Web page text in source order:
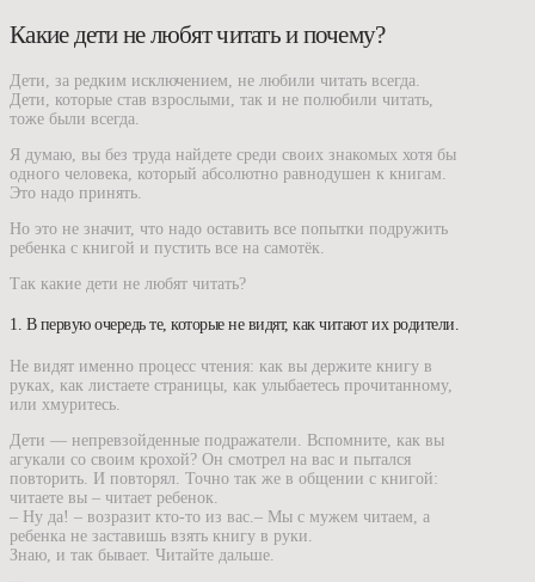
Какие дети не любят читать и почему?
Дети, за редким исключением, не любили читать всегда.
Дети, которые став взрослыми, так и не полюбили читать,
тоже были всегда.
Я думаю, вы без труда найдете среди своих знакомых хотя бы
одного человека, который абсолютно равнодушен к книгам.
Это надо принять.
Но это не значит, что надо оставить все попытки подружить
ребенка с книгой и пустить все на самотёк.
Так какие дети не любят читать?
1. В первую очередь те, которые не видят, как читают их родители.
Не видят именно процесс чтения: как вы держите книгу в
руках, как листаете страницы, как улыбаетесь прочитанному,
или хмуритесь.
Дети — непревзойденные подражатели. Вспомните, как вы
агукали со своим крохой? Он смотрел на вас и пытался
повторить. И повторял. Точно так же в общении с книгой:
читаете вы – читает ребенок.
– Ну да! – возразит кто-то из вас.– Мы с мужем читаем, а
ребенка не заставишь взять книгу в руки.
Знаю, и так бывает. Читайте дальше.